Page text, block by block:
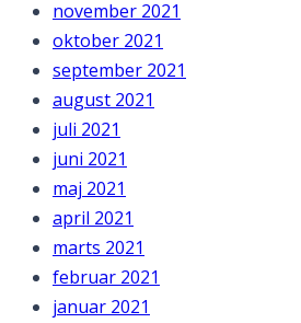
november 2021
oktober 2021
september 2021
august 2021
juli 2021
juni 2021
maj 2021
april 2021
marts 2021
februar 2021
januar 2021